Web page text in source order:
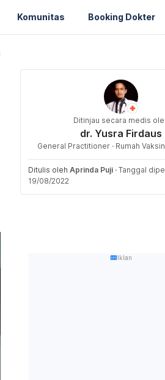
Komunitas Booking Dokter
Ditinjau secara medis
dr. Yusra Firdaus
General Practitioner · Rumah
Ditulis oleh Aprinda Puji · Tanggal
19/08/2022
Iklan